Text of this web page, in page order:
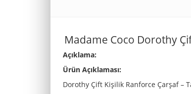
Madame Coco Dorothy
Açıklama:
Ürün Açıklaması:
Dorothy Çift Kişilik Ranforce Çarşaf –